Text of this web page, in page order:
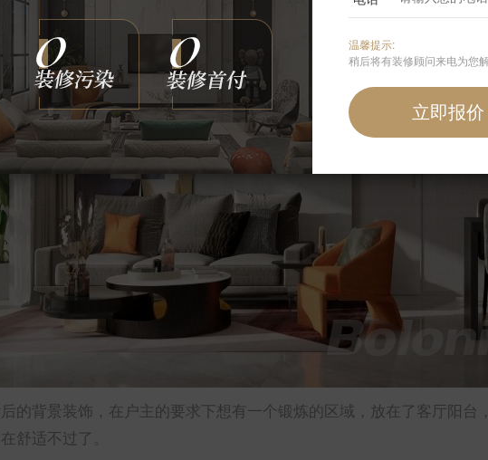
的背景装饰，在户主的要求下想有一个锻炼的区域，放在了客厅阳台
舒适不过了。
温馨提示:
稍后将有装修顾问来电为您